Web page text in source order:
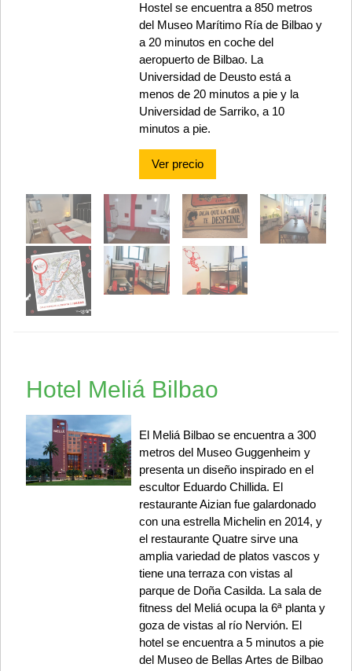
Hostel se encuentra a 850 metros
del Museo Marítimo Ría de Bilbao y
a 20 minutos en coche del
aeropuerto de Bilbao. La
Universidad de Deusto está a
menos de 20 minutos a pie y la
Universidad de Sarriko, a 10
minutos a pie.
Ver precio
Hotel Meliá Bilbao
El Meliá Bilbao se encuentra a 300
metros del Museo Guggenheim y
presenta un diseño inspirado en el
escultor Eduardo Chillida. El
restaurante Aizian fue galardonado
con una estrella Michelin en 2014, y
el restaurante Quatre sirve una
amplia variedad de platos vascos y
tiene una terraza con vistas al
parque de Doña Casilda. La sala de
fitness del Meliá ocupa la 6ª planta y
goza de vistas al río Nervión. El
hotel se encuentra a 5 minutos a pie
del Museo de Bellas Artes de Bilbao